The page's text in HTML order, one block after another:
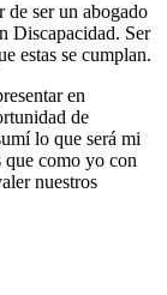
de ser un abogado
Discapacidad. Ser
estas se cumplan.
en
de
lo que será mi
que como yo con
nuestros